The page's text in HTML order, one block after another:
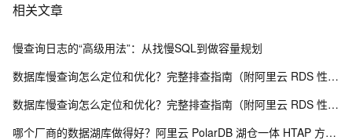
相关文章
慢查询日志的“高级用法”：从找慢SQL到做容量规划
数据库慢查询怎么定位和优化？完整排查指南（附阿里云 RDS 性能洞察方案）
数据库慢查询怎么定位和优化？完整排查指南（附阿里云 RDS 性能洞察方案）
哪个厂商的数据湖库做得好？阿里云 PolarDB 湖仓一体 HTAP 方案深度解析